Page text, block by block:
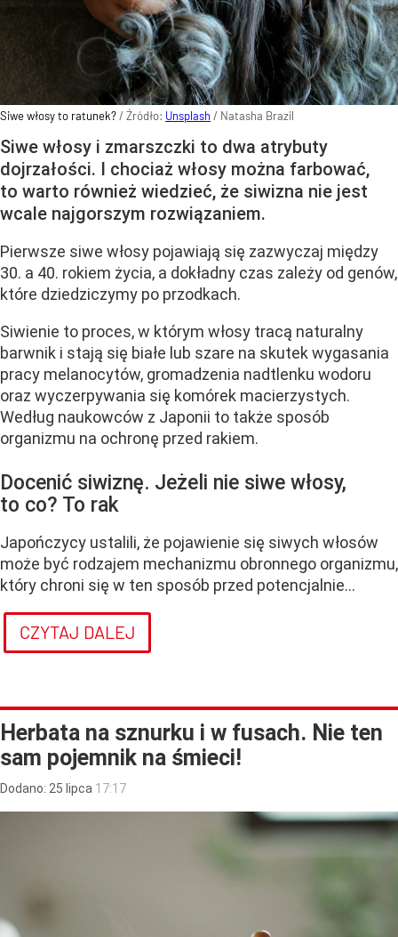
Siwe włosy to ratunek?/ Źródło: Unsplash / Natasha Brazil
Siwe włosy i zmarszczki to dwa atrybuty
dojrzałości. I chociaż włosy można farbować,
to warto również wiedzieć, że siwizna nie jest
wcale najgorszym rozwiązaniem.
Pierwsze siwe włosy pojawiają się zazwyczaj między
30. a 40. rokiem życia, a dokładny czas zależy od genów,
które dziedziczymy po przodkach.
Siwienie to proces, w którym włosy tracą naturalny
barwnik i stają się białe lub szare na skutek wygasania
pracy melanocytów, gromadzenia nadtlenku wodoru
oraz wyczerpywania się komórek macierzystych.
Według naukowców z Japonii to także sposób
organizmu na ochronę przed rakiem.
Docenić siwiznę. Jeżeli nie siwe włosy,
to co? To rak
Japończycy ustalili, że pojawienie się siwych włosów
może być rodzajem mechanizmu obronnego organizmu,
który chroni się w ten sposób przed potencjalnie...
CZYTAJ DALEJ
Herbata na sznurku i w fusach. Nie ten
sam pojemnik na śmieci!
Dodano: 25 lipca 17:17